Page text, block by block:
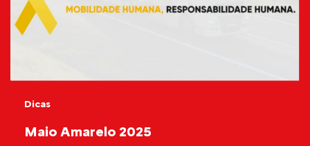
Dicas
Maio Amarelo 2025